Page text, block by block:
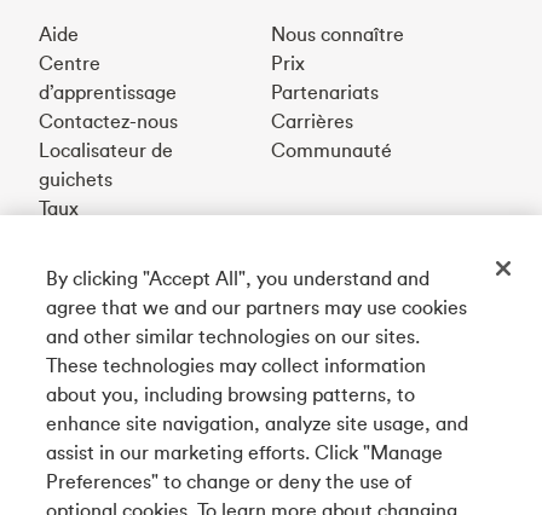
Aide
Centre
d’apprentissage
Contactez-nous
Localisateur de
guichets
Taux
Nous connaître
Prix
Partenariats
Carrières
Communauté
English
Téléchargez notre appli
Connectez-vous avec nous
By clicking "Accept All", you understand and
agree that we and our partners may use cookies
and other similar technologies on our sites.
These technologies may collect information
about you, including browsing patterns, to
enhance site navigation, analyze site usage, and
assist in our marketing efforts. Click "Manage
Preferences" to change or deny the use of
optional cookies. To learn more about changing